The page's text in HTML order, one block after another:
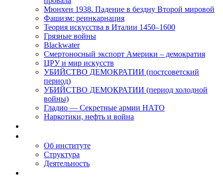
Мюнхен 1938. Падение в бездну Второй мировой
Фашизм: реинкарнация
Теория искусства в Италии 1450–1600
Грязные войны
Blackwater
Смертоносный экспорт Америки – демократия
ЦРУ и мир искусств
УБИЙСТВО ДЕМОКРАТИИ (постсоветский
период)
УБИЙСТВО ДЕМОКРАТИИ (период холодной
войны)
Гладио — Секретные армии НАТО
Наркотики, нефть и война
Об институте
Структура
Деятельность